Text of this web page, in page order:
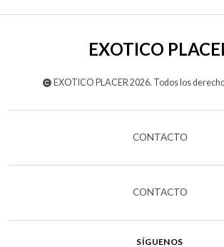
EXOTICO
EXOTICO PLACER 2026. Todos los
CONTACTO
CONTACTO
SÍGUENOS